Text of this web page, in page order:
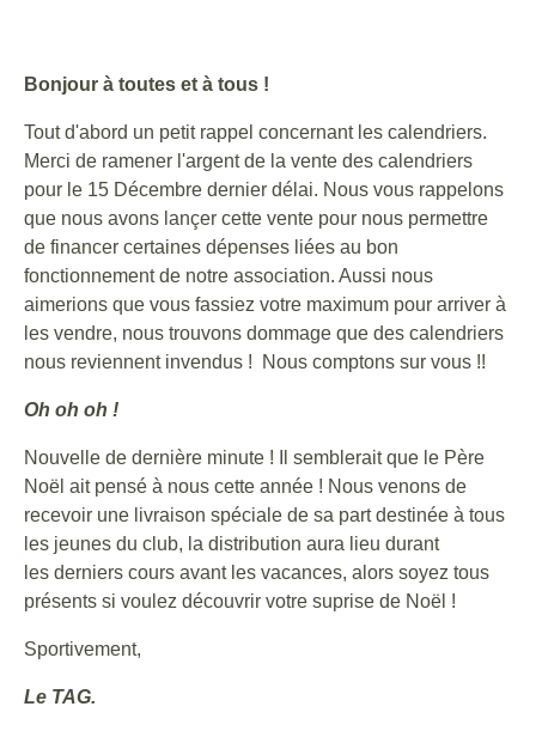
Bonjour à toutes et à tous !
Tout d'abord un petit rappel concernant les calendriers.
Merci de ramener l'argent de la vente des calendriers
pour le 15 Décembre dernier délai. Nous vous rappelons
que nous avons lançer cette vente pour nous permettre
de financer certaines dépenses liées au bon
fonctionnement de notre association. Aussi nous
aimerions que vous fassiez votre maximum pour arriver à
les vendre, nous trouvons dommage que des calendriers
nous reviennent invendus ! Nous comptons sur vous !!
Oh oh oh !
Nouvelle de dernière minute ! Il semblerait que le Père
Noël ait pensé à nous cette année ! Nous venons de
recevoir une livraison spéciale de sa part destinée à tous
les jeunes du club, la distribution aura lieu durant
les derniers cours avant les vacances, alors soyez tous
présents si voulez découvrir votre suprise de Noël !
Sportivement,
Le TAG.